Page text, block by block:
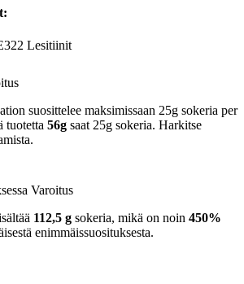
Lesitiinit
suosittelee maksimissaan 25g sokeria per
tuotetta 56g saat 25g sokeria. Harkitse
Varoitus
112,5 g sokeria, mikä on noin 450%
enimmäissuosituksesta.